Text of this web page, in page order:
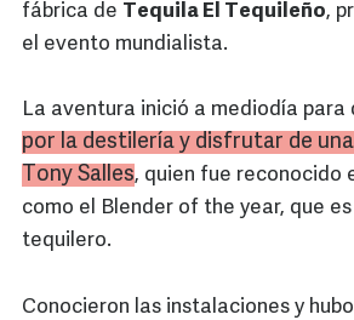
fábrica de Tequila El Tequileño,
el evento mundialista.
La aventura inició a mediodía para
por la destilería y disfrutar de
Tony Salles, quien fue reconocido
como el Blender of the year, que
tequilero.
Conocieron las instalaciones y